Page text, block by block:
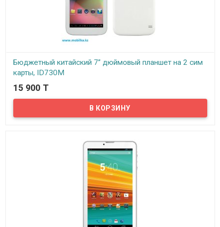
Бюджетный китайский 7” дюймовый планшет на 2 сим
карты, ID730M
В наличии
Предлагаем вашему вниманию самый бюджетный планшет с
поддержкой 2х сим карт, имеющийся в нашем магазине. Данная
модель имеет минимальные характеристики, подойдет для
MTK8312 с тактовой частотой 1.3 Ггц, оперативной памятью
(ОЗУ) 512Мб, встроенной памятью 4Гб...
15 900 T